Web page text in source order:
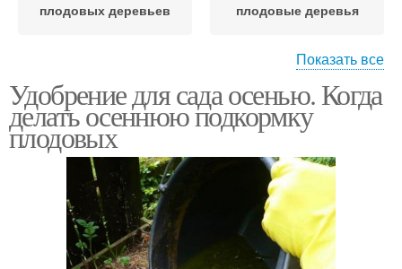
плодовых деревьев
плодовые деревья
Дерева в саду Корневая подкормка
Внекорневая подкормка
Нитроаммофоска для
деревьев
Показать все
Удобрение для сада осенью. Когда
делать осеннюю подкормку
плодовых